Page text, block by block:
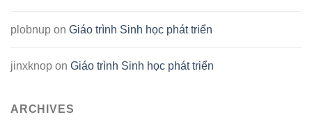
plobnup on Giáo trình Sinh học phát triển
jinxknop on Giáo trình Sinh học phát triển
ARCHIVES